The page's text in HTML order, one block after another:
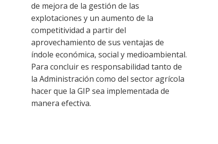
de mejora de la gestión de las
explotaciones y un aumento de la
competitividad a partir del
aprovechamiento de sus ventajas de
índole económica, social y medioambiental.
Para concluir es responsabilidad tanto de
la Administración como del sector agrícola
hacer que la GIP sea implementada de
manera efectiva.